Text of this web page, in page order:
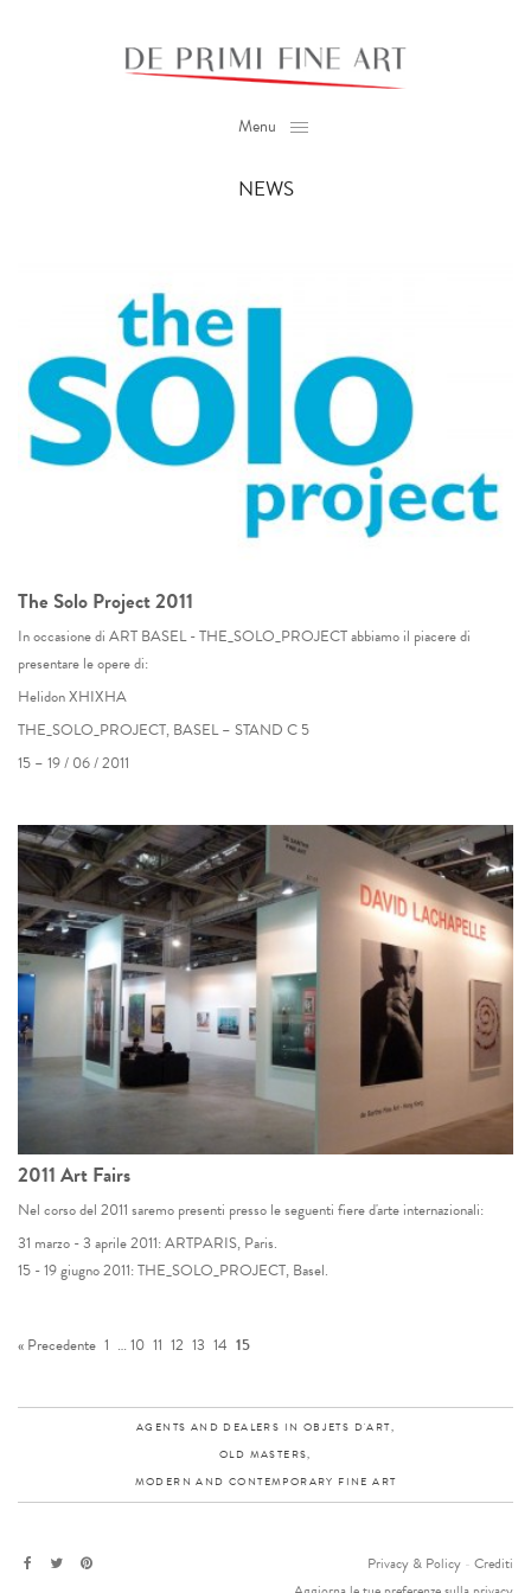
Menu
NEWS
The Solo Project 2011
In occasione di ART BASEL - THE_SOLO_PROJECT abbiamo il piacere di
presentare le opere di:
Helidon XHIXHA
THE_SOLO_PROJECT, BASEL – STAND C 5
15 – 19 / 06 / 2011
2011 Art Fairs
Nel corso del 2011 saremo presenti presso le seguenti fiere d'arte internazionali:
31 marzo - 3 aprile 2011: ARTPARIS, Paris.
15 - 19 giugno 2011: THE_SOLO_PROJECT, Basel.
« Precedente 1 … 10 11 12 13 14 15
AGENTS AND DEALERS IN OBJETS D'ART,
OLD MASTERS,
MODERN AND CONTEMPORARY FINE ART
Privacy & Policy - Crediti